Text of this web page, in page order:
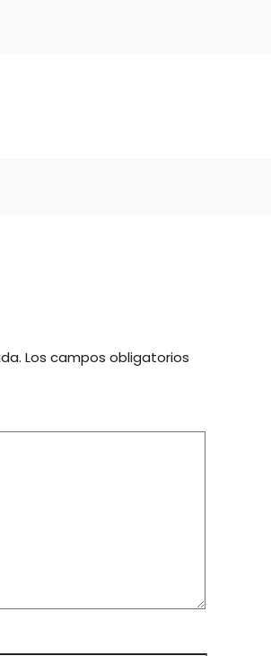
Los campos obligatorios